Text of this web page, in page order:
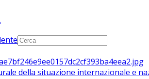
della situazione internazionale e